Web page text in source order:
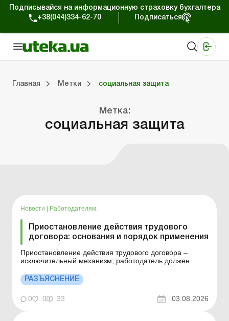
Подписывайся на информационную страховку бухгалтера
+38(044)334-62-70
Подписаться
Главная Метки социальная защита
Метка:
социальная защита
Новости Работодателям.
Приостановление действия трудового
договора: основания и порядок применения
Приостановление действия трудового договора –
исключительный механизм; работодатель должен
работу; работник также должен быть объективно
лишен возможности выполнять работу; если эти
условия не доказаны – работодатель рискует не только
проигр...
РАЗЪЯСНЕНИЕ
0 0 33 03.08.2026